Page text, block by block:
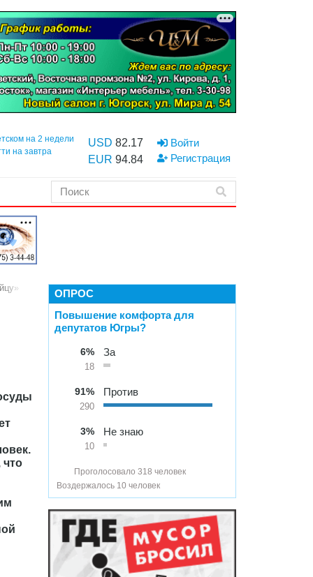
на 2 недели
на завтра
USD 82.17
EUR 94.84
Войти
Регистрация
что
ОПРОС
Повышение комфорта для
депутатов Югры?
6%
18
За
91%
290
Против
3%
10
Не знаю
Проголосовало 318 человек
Воздержалось 10 человек